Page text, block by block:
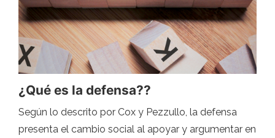
¿Qué es la defensa??
Según lo descrito por Cox y Pezzullo, la defensa
presenta el cambio social al apoyar y argumentar en